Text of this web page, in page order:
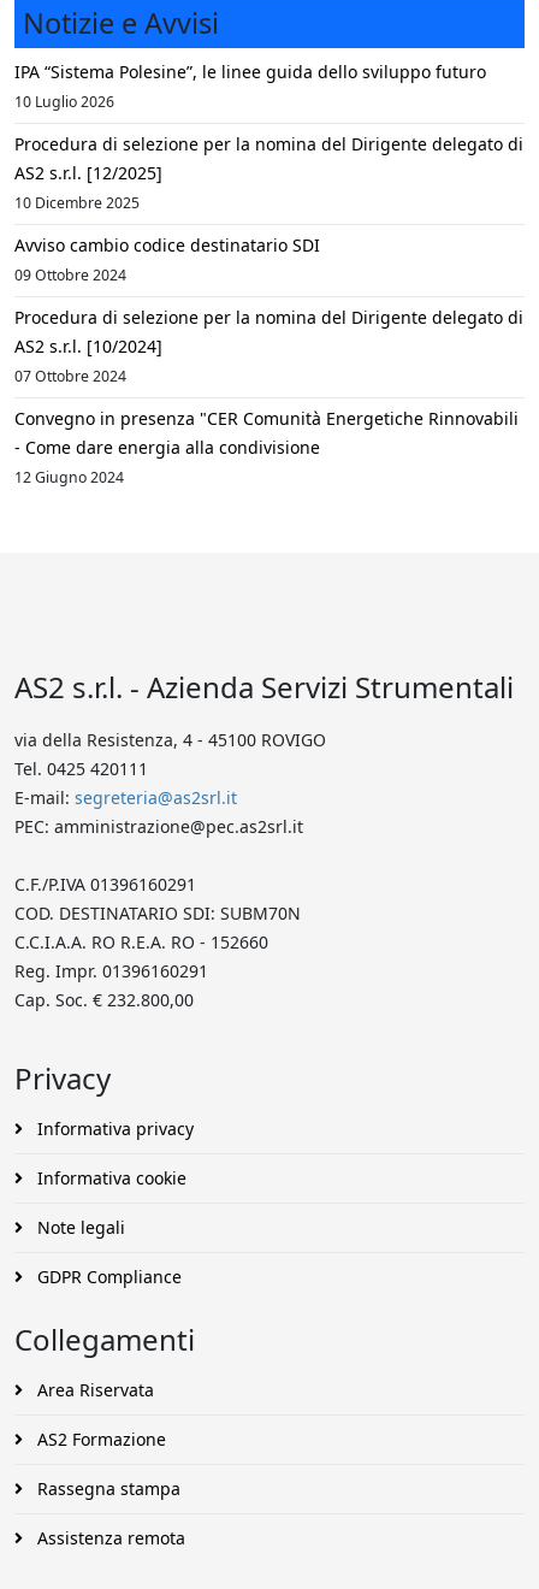
Notizie e Avvisi
IPA “Sistema Polesine”, le linee guida dello sviluppo futuro
10 Luglio 2026
Procedura di selezione per la nomina del Dirigente delegato di
AS2 s.r.l. [12/2025]
10 Dicembre 2025
Avviso cambio codice destinatario SDI
09 Ottobre 2024
Procedura di selezione per la nomina del Dirigente delegato di
AS2 s.r.l. [10/2024]
07 Ottobre 2024
Convegno in presenza "CER Comunità Energetiche Rinnovabili
- Come dare energia alla condivisione
12 Giugno 2024
AS2 s.r.l. - Azienda Servizi Strumentali
via della Resistenza, 4 - 45100 ROVIGO
Tel. 0425 420111
E-mail: segreteria@as2srl.it
PEC: amministrazione@pec.as2srl.it
C.F./P.IVA 01396160291
COD. DESTINATARIO SDI: SUBM70N
C.C.I.A.A. RO R.E.A. RO - 152660
Reg. Impr. 01396160291
Cap. Soc. € 232.800,00
Privacy
Informativa privacy
Informativa cookie
Note legali
GDPR Compliance
Collegamenti
Area Riservata
AS2 Formazione
Rassegna stampa
Assistenza remota